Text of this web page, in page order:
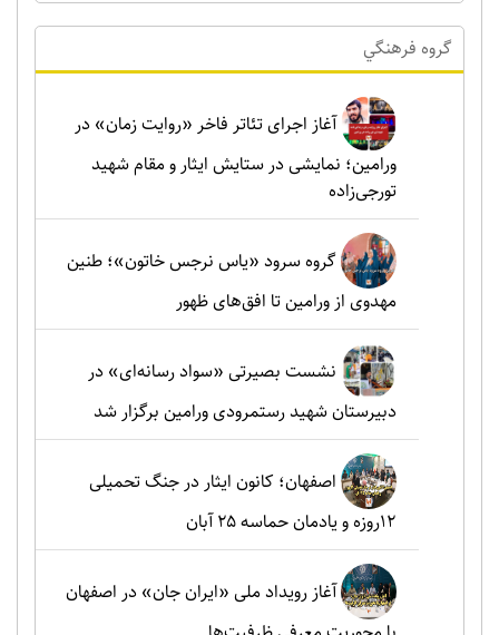
گروه فرهنگي
آغاز اجرای تئاتر فاخر «روایت زمان» در
ورامین؛ نمایشی در ستایش ایثار و مقام شهید
تورجی‌زاده
گروه سرود «یاس نرجس خاتون»؛ طنین
مهدوی از ورامین تا افق‌های ظهور
نشست بصیرتی «سواد رسانه‌ای» در
دبیرستان شهید رستمرودی ورامین برگزار شد
اصفهان؛ کانون ایثار در جنگ تحمیلی
۱۲روزه و یادمان حماسه ۲۵ آبان
آغاز رویداد ملی «ایران جان» در اصفهان